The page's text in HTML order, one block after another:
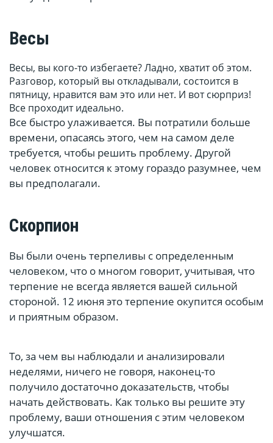
Весы
Весы, вы кого-то избегаете? Ладно, хватит об этом.
Разговор, который вы откладывали, состоится в
пятницу, нравится вам это или нет. И вот сюрприз!
Все проходит идеально.
Все быстро улаживается. Вы потратили больше
времени, опасаясь этого, чем на самом деле
требуется, чтобы решить проблему. Другой
человек относится к этому гораздо разумнее, чем
вы предполагали.
Скорпион
Вы были очень терпеливы с определенным
человеком, что о многом говорит, учитывая, что
терпение не всегда является вашей сильной
стороной. 12 июня это терпение окупится особым
и приятным образом.
То, за чем вы наблюдали и анализировали
неделями, ничего не говоря, наконец-то
получило достаточно доказательств, чтобы
начать действовать. Как только вы решите эту
проблему, ваши отношения с этим человеком
улучшатся.